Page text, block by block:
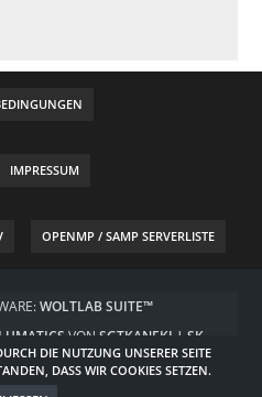
IMPRESSUM
OPENMP / SAMP SERVERLISTE
WOLTLAB SUITE™
LUMATICS VON SGTKANEKI | SK-
DIE NUTZUNG UNSERER SEITE
DASS WIR COOKIES SETZEN.